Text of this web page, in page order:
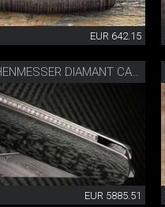
EUR 642.15
TASCHENMESSER DIAMANT CARBON
EUR 5885.51